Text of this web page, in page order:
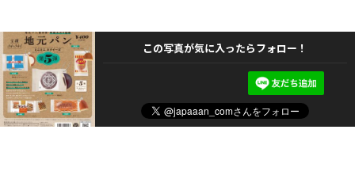
この写真が気に入ったらフォロー！